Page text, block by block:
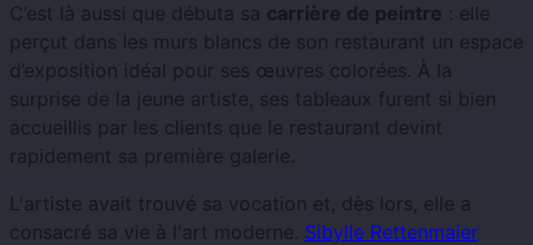
C’est là aussi que débuta sa carrière de peintre : elle
perçut dans les murs blancs de son restaurant un espace
d’exposition idéal pour ses œuvres colorées. À la
surprise de la jeune artiste, ses tableaux furent si bien
accueillis par les clients que le restaurant devint
rapidement sa première galerie.
L'artiste avait trouvé sa vocation et, dès lors, elle a
consacré sa vie à l'art moderne. Sibylle Rettenmaier